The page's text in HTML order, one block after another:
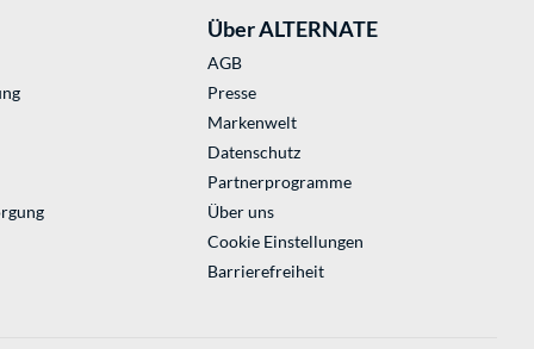
Über ALTERNATE
AGB
Presse
Markenwelt
Datenschutz
Partnerprogramme
Über uns
Cookie Einstellungen
Barrierefreiheit